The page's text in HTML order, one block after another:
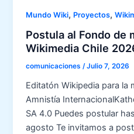
Mundo Wiki, Proyectos,
Postula al Fondo de
Wikimedia Chile
comunicaciones/Julio 7, 2026
Editatón Wikipedia para la
Amnistía
SA 4.0 Puedes postular
agosto Te invitamos a